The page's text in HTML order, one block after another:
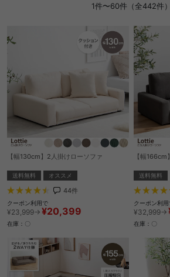
1件〜60件（全442件）
【幅130cm】2人掛けローソファ
送料無料 オススメ
44件
クーポン利用で
¥23,999→ ¥20,399
在庫：〇
【幅
送料無料
クーポン利用
¥32,999→
在庫：〇